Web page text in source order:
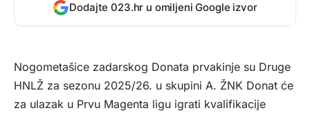
Dodajte 023.hr u omiljeni Google izvor
Nogometašice zadarskog Donata prvakinje su Druge
HNLŽ za sezonu 2025/26. u skupini A. ŽNK Donat će
za ulazak u Prvu Magenta ligu igrati kvalifikacije